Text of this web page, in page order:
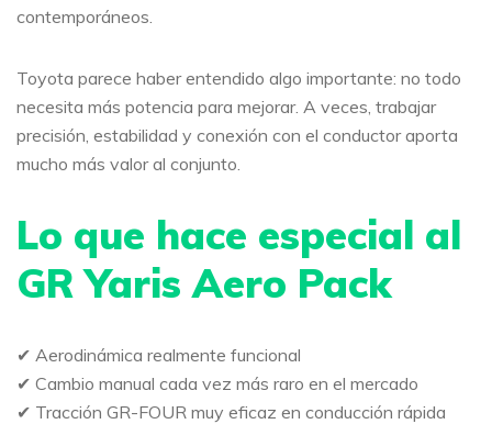
contemporáneos.
Toyota parece haber entendido algo importante: no todo
necesita más potencia para mejorar. A veces, trabajar
precisión, estabilidad y conexión con el conductor aporta
mucho más valor al conjunto.
Lo que hace especial al
GR Yaris Aero Pack
✔ Aerodinámica realmente funcional
✔ Cambio manual cada vez más raro en el mercado
✔ Tracción GR-FOUR muy eficaz en conducción rápida